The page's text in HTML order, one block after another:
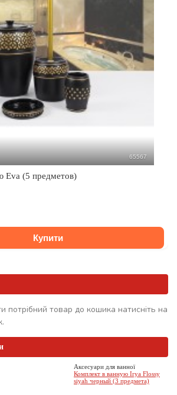
65567
Eva (5 предметов)
Купити
потрібний товар до кошика натисніть на
Аксесуари для ванної
Комплект в ванную Irya Flossy
siyah черный (3 предмета)